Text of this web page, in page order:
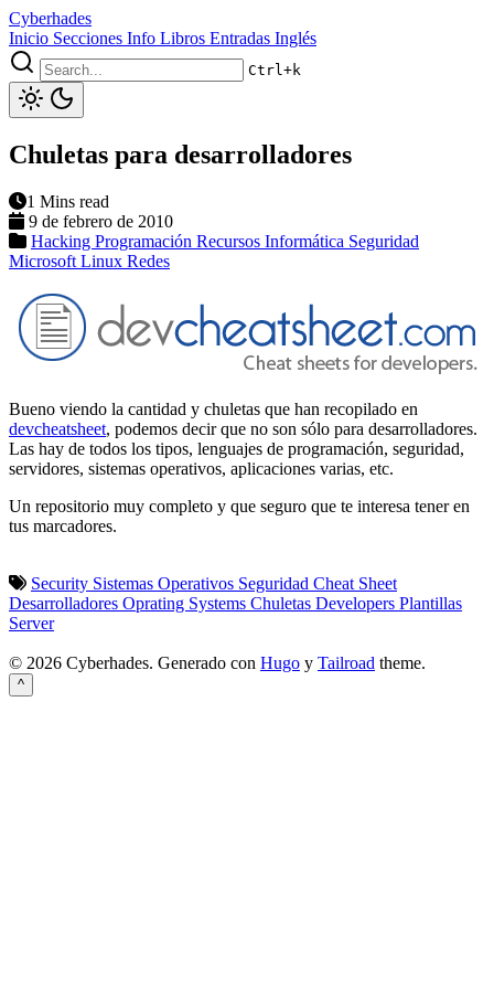
Cyberhades
Inicio Secciones Info Libros Entradas Inglés
Ctrl+k
Chuletas para desarrolladores
1 Mins read
9 de febrero de 2010
Hacking Programación Recursos Informática Seguridad
Microsoft Linux Redes
Bueno viendo la cantidad y chuletas que han recopilado en
devcheatsheet, podemos decir que no son sólo para desarrolladores.
Las hay de todos los tipos, lenguajes de programación, seguridad,
servidores, sistemas operativos, aplicaciones varias, etc.
Un repositorio muy completo y que seguro que te interesa tener en
tus marcadores.
Security Sistemas Operativos Seguridad Cheat Sheet
Desarrolladores Oprating Systems Chuletas Developers Plantillas
Server
© 2026 Cyberhades. Generado con Hugo y Tailroad theme.
^